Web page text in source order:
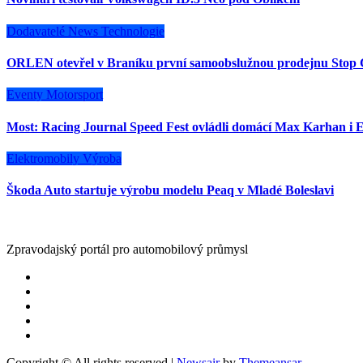
Dodavatelé News Technologie
ORLEN otevřel v Braníku první samoobslužnou prodejnu Stop
Eventy Motorsport
Most: Racing Journal Speed Fest ovládli domácí Max Karhan i
Elektromobily Výroba
Škoda Auto startuje výrobu modelu Peaq v Mladé Boleslavi
Zpravodajský portál pro automobilový průmysl